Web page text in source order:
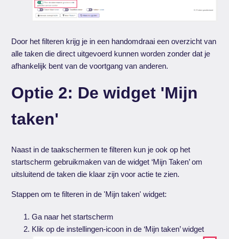
Door het filteren krijg je in een handomdraai een overzicht van
alle taken die direct uitgevoerd kunnen worden zonder dat je
afhankelijk bent van de voortgang van anderen.
Optie 2: De widget 'Mijn
taken'
Naast in de taakschermen te filteren kun je ook op het
startscherm gebruikmaken van de widget ‘Mijn Taken’ om
uitsluitend de taken die klaar zijn voor actie te zien.
Stappen om te filteren in de 'Mijn taken' widget:
Ga naar het startscherm
Klik op de instellingen-icoon in de ‘Mijn taken’ widget